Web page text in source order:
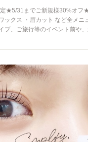
★5/31までご新規様30%オフ
ックス ・眉カット など全メニ
ブ、ご旅行等のイベント前や